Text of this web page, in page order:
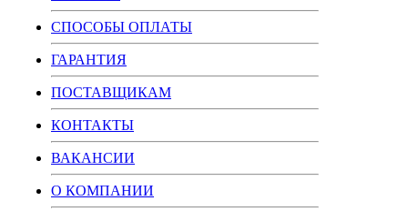
СПОСОБЫ ОПЛАТЫ
ГАРАНТИЯ
ПОСТАВЩИКАМ
КОНТАКТЫ
ВАКАНСИИ
О КОМПАНИИ